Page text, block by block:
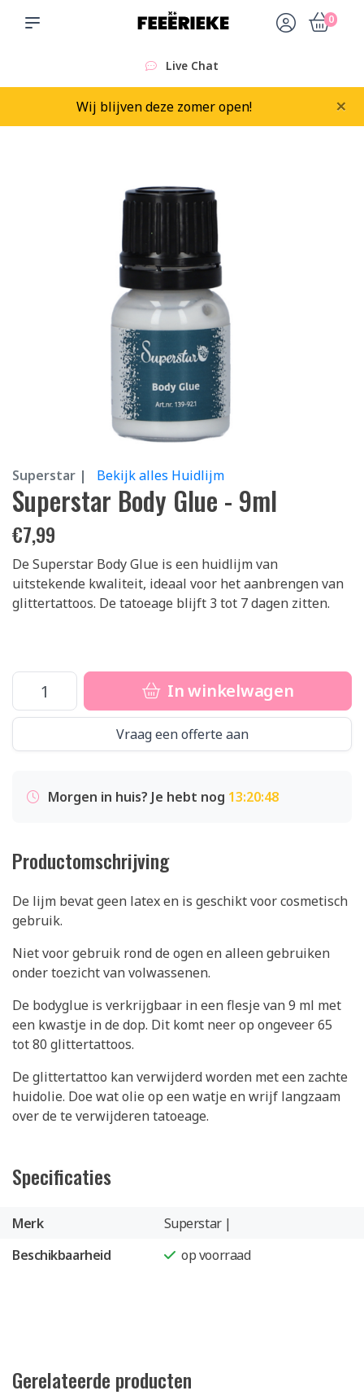
0
Live Chat
Wij blijven deze zomer open! ×
Superstar | Bekijk alles Huidlijm
Superstar Body Glue - 9ml
€7,99
De Superstar Body Glue is een huidlijm van
uitstekende kwaliteit, ideaal voor het aanbrengen van
glittertattoos. De tatoeage blijft 3 tot 7 dagen zitten.
In winkelwagen
Vraag een offerte aan
Morgen in huis? Je hebt nog 13:20:48
Productomschrijving
De lijm bevat geen latex en is geschikt voor cosmetisch
gebruik.
Niet voor gebruik rond de ogen en alleen gebruiken
onder toezicht van volwassenen.
De bodyglue is verkrijgbaar in een flesje van 9 ml met
een kwastje in de dop. Dit komt neer op ongeveer 65
tot 80 glittertattoos.
De glittertattoo kan verwijderd worden met een zachte
huidolie. Doe wat olie op een watje en wrijf langzaam
over de te verwijderen tatoeage.
Specificaties
Merk
Superstar |
Beschikbaarheid
op voorraad
Gerelateerde producten